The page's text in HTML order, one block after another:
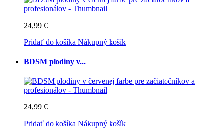
24,99 €
Pridať do košíka Nákupný košík
BDSM plodiny v...
24,99 €
Pridať do košíka Nákupný košík